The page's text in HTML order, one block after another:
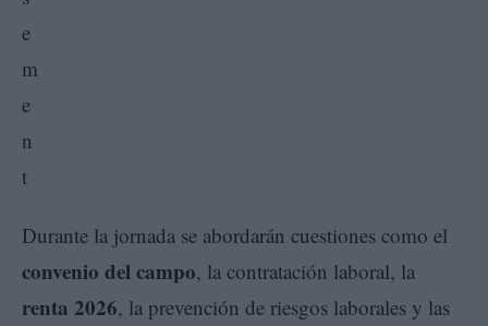
Durante la jornada se abordarán cuestiones como el
convenio del campo, la contratación laboral, la
renta 2026, la prevención de riesgos laborales y las